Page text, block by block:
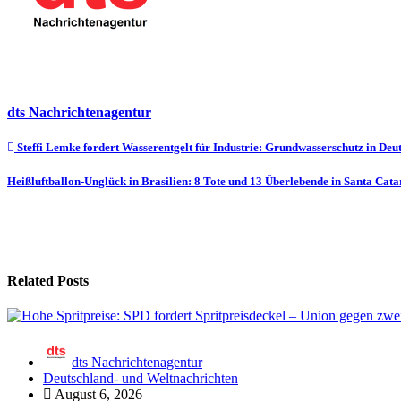
dts Nachrichtenagentur
Beitragsnavigation
Steffi Lemke fordert Wasserentgelt für Industrie: Grundwasserschutz in
Heißluftballon-Unglück in Brasilien: 8 Tote und 13 Überlebende in Santa
Related Posts
dts Nachrichtenagentur
Deutschland- und Weltnachrichten
August 6, 2026